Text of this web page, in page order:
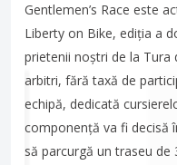
Gentlemen’s Race este
Liberty on Bike, ediția a
prietenii noștri de la Tura
arbitri, fără taxă de
echipă, dedicată
componență va fi decisă
să parcurgă un traseu